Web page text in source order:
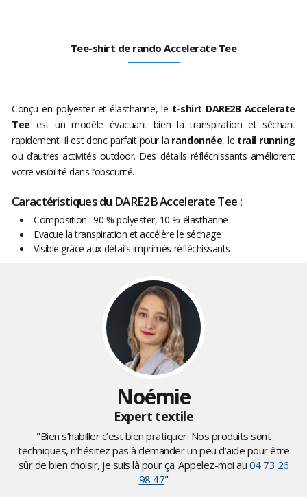
Tee-shirt de rando Accelerate Tee
Conçu en polyester et élasthanne, le t-shirt DARE2B Accelerate
Tee est un modèle évacuant bien la transpiration et séchant
rapidement. Il est donc parfait pour la randonnée, le trail running
ou d’autres activités outdoor. Des détails réfléchissants améliorent
votre visibilité dans l’obscurité.
Caractéristiques du DARE2B Accelerate Tee :
Composition : 90 % polyester, 10 % élasthanne
Evacue la transpiration et accélère le séchage
Visible grâce aux détails imprimés réfléchissants
Noémie
Expert textile
"Bien s’habiller c’est bien pratiquer. Nos produits sont
techniques, n’hésitez pas à demander un peu d’aide pour être
sûr de bien choisir, je suis là pour ça. Appelez-moi au 04 73 26
98 47"